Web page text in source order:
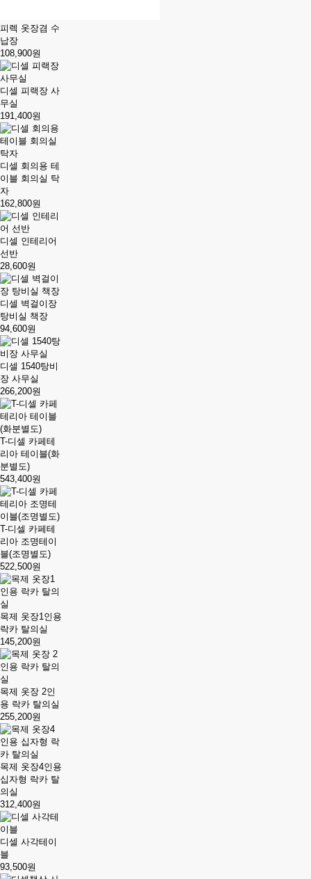
피렉 옷장겸 수
납장
108,900원
디셀 피랙장 사
무실
191,400원
디셀 회의용 테
이블 회의실 탁
자
162,800원
디셀 인테리어
선반
28,600원
디셀 벽걸이장
탕비실 책장
94,600원
디셀 1540탕비
장 사무실
266,200원
T-디셀 카페테
리아 테이블(화
분별도)
543,400원
T-디셀 카페테
리아 조명테이
블(조명별도)
522,500원
목제 옷장1인용
락카 탈의실
145,200원
목제 옷장 2인
용 락카 탈의실
255,200원
목제 옷장4인용
십자형 락카 탈
의실
312,400원
디셀 사각테이
블
93,500원